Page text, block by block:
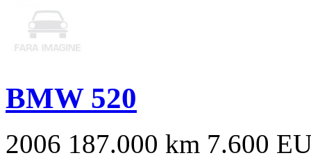
BMW 520
2006 187.000 km 7.600